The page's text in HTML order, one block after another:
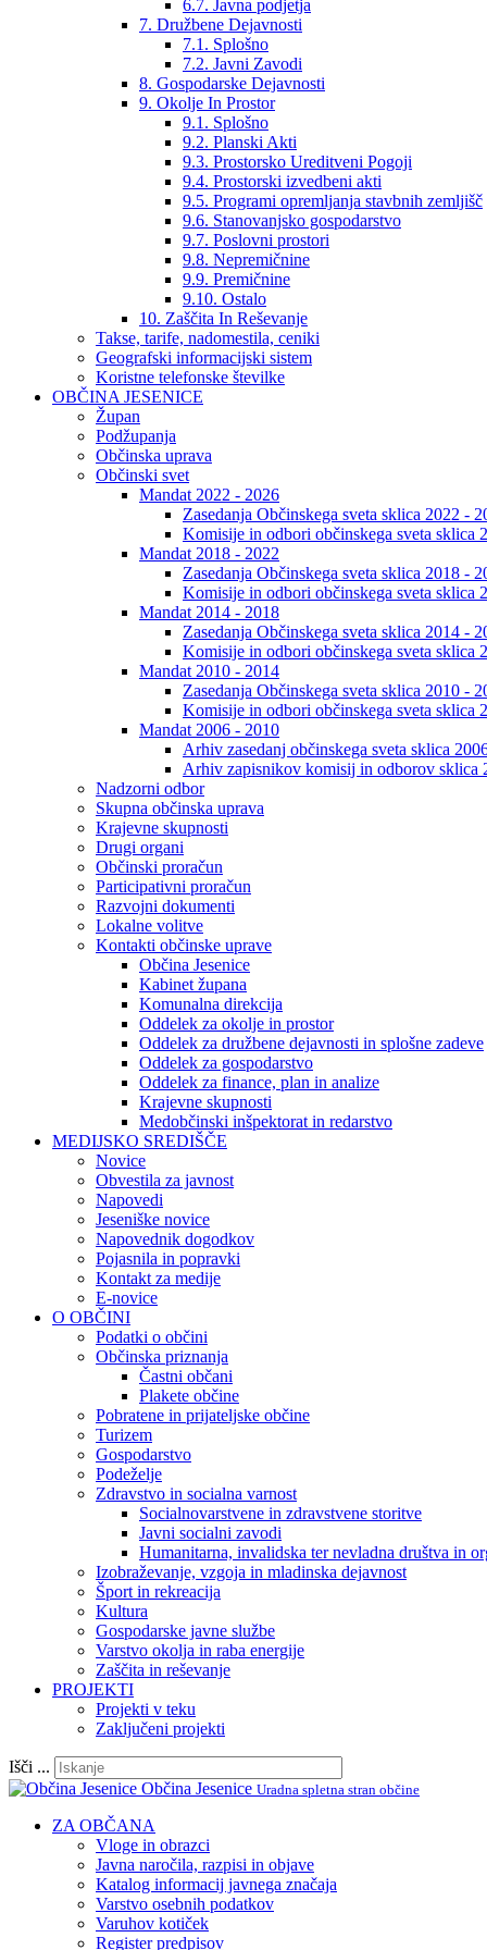
6.7. Javna podjetja
7. Družbene Dejavnosti
7.1. Splošno
7.2. Javni Zavodi
8. Gospodarske Dejavnosti
9. Okolje In Prostor
9.1. Splošno
9.2. Planski Akti
9.3. Prostorsko Ureditveni Pogoji
9.4. Prostorski izvedbeni akti
9.5. Programi opremljanja stavbnih zemljišč
9.6. Stanovanjsko gospodarstvo
9.7. Poslovni prostori
9.8. Nepremičnine
9.9. Premičnine
9.10. Ostalo
10. Zaščita In Reševanje
Takse, tarife, nadomestila, ceniki
Geografski informacijski sistem
Koristne telefonske številke
OBČINA JESENICE
Župan
Podžupanja
Občinska uprava
Občinski svet
Mandat 2022 - 2026
Zasedanja Občinskega sveta sklica 2022 -
Komisije in odbori občinskega sveta sklica
Mandat 2018 - 2022
Zasedanja Občinskega sveta sklica 2018 -
Komisije in odbori občinskega sveta sklica
Mandat 2014 - 2018
Zasedanja Občinskega sveta sklica 2014 -
Komisije in odbori občinskega sveta sklica
Mandat 2010 - 2014
Zasedanja Občinskega sveta sklica 2010 -
Komisije in odbori občinskega sveta sklica
Mandat 2006 - 2010
Arhiv zasedanj občinskega sveta sklica
Arhiv zapisnikov komisij in odborov sklica
Nadzorni odbor
Skupna občinska uprava
Krajevne skupnosti
Drugi organi
Občinski proračun
Participativni proračun
Razvojni dokumenti
Lokalne volitve
Kontakti občinske uprave
Občina Jesenice
Kabinet župana
Komunalna direkcija
Oddelek za okolje in prostor
Oddelek za družbene dejavnosti in splošne zadeve
Oddelek za gospodarstvo
Oddelek za finance, plan in analize
Krajevne skupnosti
Medobčinski inšpektorat in redarstvo
MEDIJSKO SREDIŠČE
Novice
Obvestila za javnost
Napovedi
Jeseniške novice
Napovednik dogodkov
Pojasnila in popravki
Kontakt za medije
E-novice
O OBČINI
Podatki o občini
Občinska priznanja
Častni občani
Plakete občine
Pobratene in prijateljske občine
Turizem
Gospodarstvo
Podeželje
Zdravstvo in socialna varnost
Socialnovarstvene in zdravstvene storitve
Javni socialni zavodi
Humanitarna, invalidska ter nevladna društva in
Izobraževanje, vzgoja in mladinska dejavnost
Šport in rekreacija
Kultura
Gospodarske javne službe
Varstvo okolja in raba energije
Zaščita in reševanje
PROJEKTI
Projekti v teku
Zaključeni projekti
Išči ...
Občina Jesenice Uradna spletna stran občine
ZA OBČANA
Vloge in obrazci
Javna naročila, razpisi in objave
Katalog informacij javnega značaja
Varstvo osebnih podatkov
Varuhov kotiček
Register predpisov